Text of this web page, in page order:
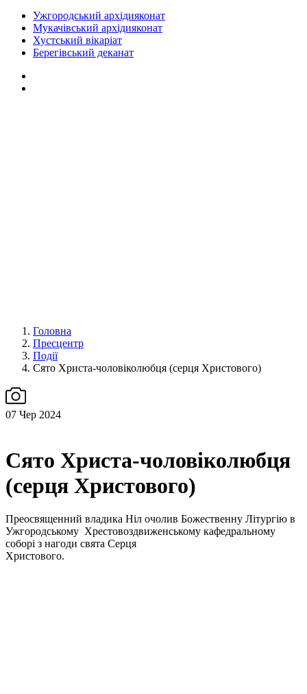
Ужгородський архідияконат
Мукачівський архідияконат
Хустський вікаріат
Берегівський деканат
Головна
Пресцентр
Події
Сято Христа-чоловіколюбця (серця Христового)
07 Чер 2024
Сято Христа-чоловіколюбця
(серця Христового)
Преосвященний владика Ніл очолив Божественну Літургію в
Ужгородському Хрестовоздвиженському кафедральному
соборі з нагоди свята Серця
Христового.